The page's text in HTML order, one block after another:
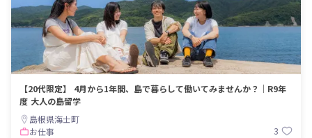
【20代限定】 4月から1年間、島で暮らして働いてみませんか？｜R9年
度 大人の島留学
島根県海士町
お仕事
3